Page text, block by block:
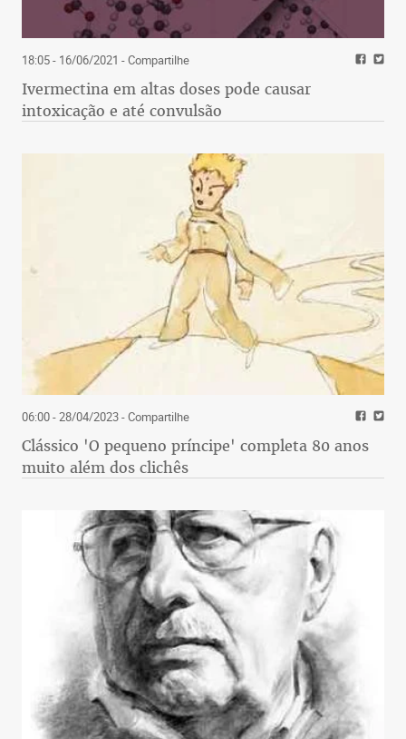
18:05 - 16/06/2021 - Compartilhe
Ivermectina em altas doses pode causar
intoxicação e até convulsão
06:00 - 28/04/2023- Compartilhe
Clássico 'O pequeno príncipe' completa 80 anos
muito além dos clichês